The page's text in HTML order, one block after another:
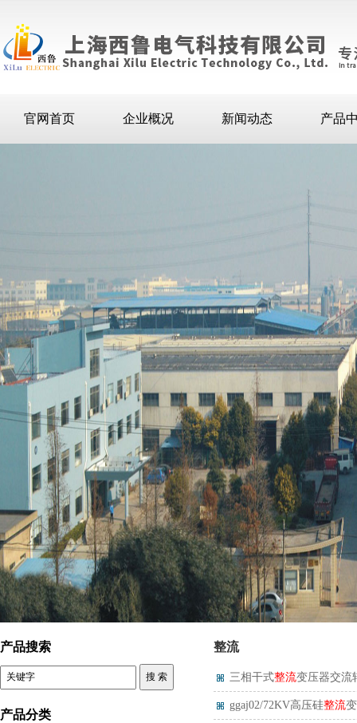
官网首页 企业概况 新闻动态 产品
整流
三相干式整流变压器交流
ggaj02/72KV高压硅整流
产品搜索
产品分类